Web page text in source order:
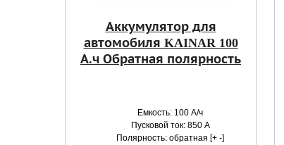
Аккумулятор для
автомобиля KAINAR 100
А.ч Обратная полярность
Емкость: 100 А/ч
Пусковой ток: 850 А
Полярность: обратная [+ -]